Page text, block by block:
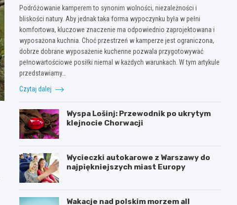
Podróżowanie kamperem to synonim wolności, niezależności i
bliskości natury. Aby jednak taka forma wypoczynku była w pełni
komfortowa, kluczowe znaczenie ma odpowiednio zaprojektowana i
wyposażona kuchnia. Choć przestrzeń w kamperze jest ograniczona,
dobrze dobrane wyposażenie kuchenne pozwala przygotowywać
pełnowartościowe posiłki niemal w każdych warunkach. W tym artykule
przedstawiamy…
Czytaj dalej
Wyspa Lošinj: Przewodnik po ukrytym
klejnocie Chorwacji
Wycieczki autokarowe z Warszawy do
najpiękniejszych miast Europy
Wakacje nad polskim morzem all